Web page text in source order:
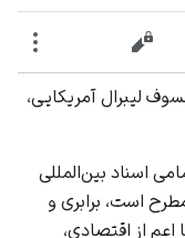
نمایش مبدأ
لیبرال آمریکایی،
اسناد بین‌المللی
است، برابری و
از اقتصادی،